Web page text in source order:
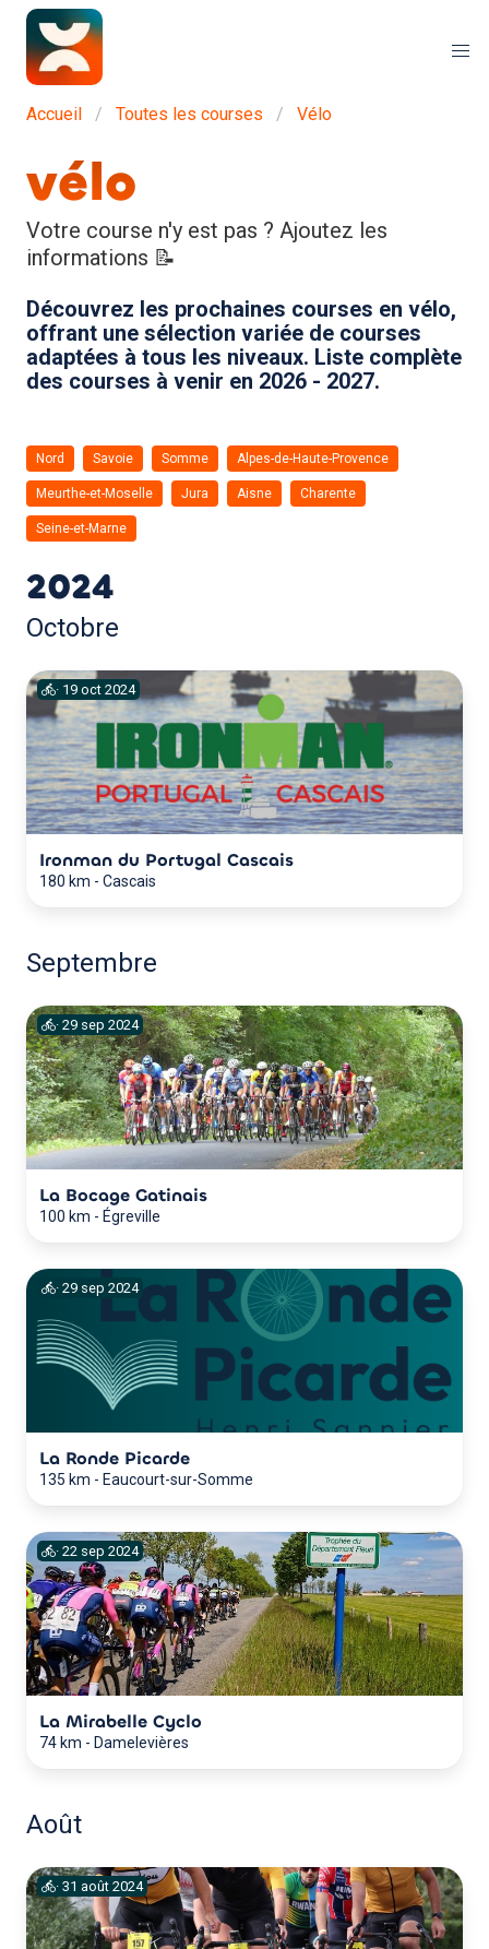
Accueil Toutes les courses Vélo
vélo
Votre course n'y est pas ? Ajoutez les
informations 📝
Découvrez les prochaines courses en vélo,
offrant une sélection variée de courses
adaptées à tous les niveaux. Liste complète
des courses à venir en 2026 - 2027.
Nord Savoie Somme Alpes-de-Haute-Provence
Meurthe-et-Moselle Jura Aisne Charente
Seine-et-Marne
2024
Octobre
· 19 oct 2024
Ironman du Portugal Cascais
180 km - Cascais
Septembre
· 29 sep 2024
La Bocage Gatinais
100 km - Égreville
· 29 sep 2024
La Ronde Picarde
135 km - Eaucourt-sur-Somme
· 22 sep 2024
La Mirabelle Cyclo
74 km - Damelevières
Août
· 31 août 2024